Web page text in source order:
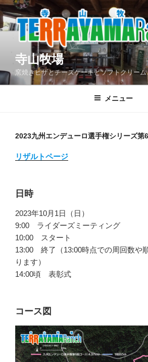
コ
ン
テ
ス
寺山牧場
窯焼きピザとチーズケーキとソフトクリー
メニュー
2023九州エンデューロ選手権シリーズ第
リザルトページ
日時
2023年10月1日（日）
9:00 ライダーズミーティング
10:00 スタート
13:00 終了（13:00時点での周回数や
ります）
14:00頃 表彰式
コース図